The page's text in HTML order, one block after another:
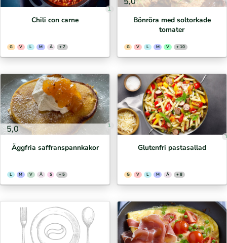
1
Chili con carne
G V L M Ä + 7
Bönröra med soltorkade
tomater
G V L M V + 10
5,0 1
Äggfria saffranspannkakor
L M V Ä S + 5
Glutenfri pastasallad
G V L M Ä + 8